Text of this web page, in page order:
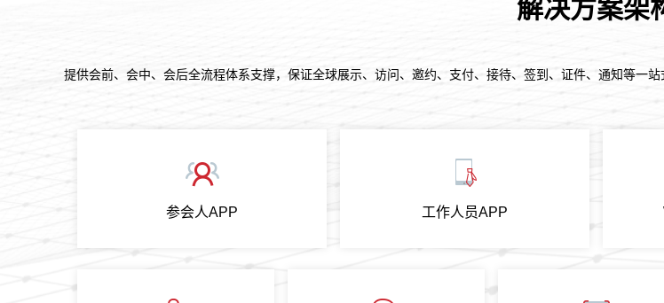
解决方案架
提供会前、会中、会后全流程体系支撑，保证全球展示、访问、邀约、支付、接待、签到、证件、通知等一
参会人APP 工作人员APP